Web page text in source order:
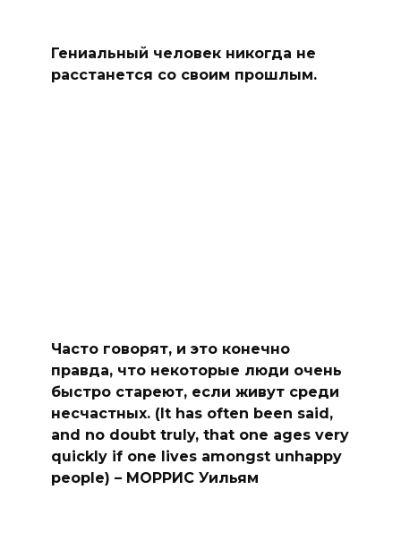
Гениальный человек никогда не
расстанется со своим прошлым.
Часто говорят, и это конечно
правда, что некоторые люди очень
быстро стареют, если живут среди
несчастных. (It has often been said,
and no doubt truly, that one ages very
quickly if one lives amongst unhappy
people) – МОРРИС Уильям